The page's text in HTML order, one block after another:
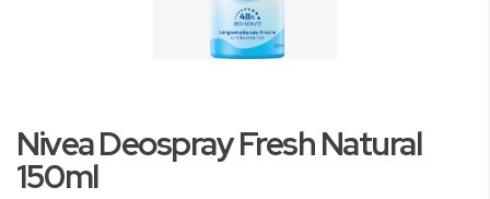
der
Bildgalerie
springen
Nivea Deospray Fresh Natural
150ml